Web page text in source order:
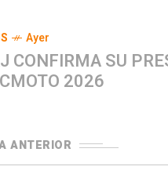
Ayer
CONFIRMA SU
2026
ANTERIOR